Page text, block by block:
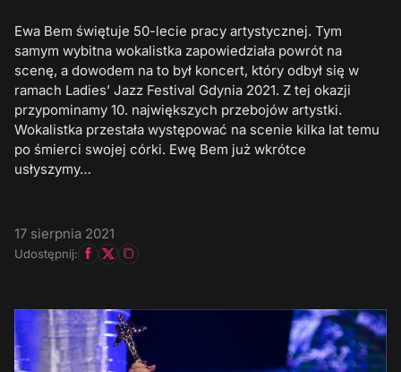
Ewa Bem świętuje 50-lecie pracy artystycznej. Tym
samym wybitna wokalistka zapowiedziała powrót na
scenę, a dowodem na to był koncert, który odbył się w
ramach Ladies’ Jazz Festival Gdynia 2021. Z tej okazji
przypominamy 10. największych przebojów artystki.
Wokalistka przestała występować na scenie kilka lat temu
po śmierci swojej córki. Ewę Bem już wkrótce
usłyszymy…
17 sierpnia 2021
Udostępnij: